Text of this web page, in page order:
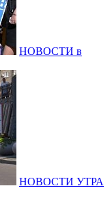
НОВОСТИ в
НОВОСТИ УТРА